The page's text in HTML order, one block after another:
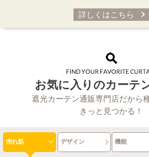
詳しくはこちら
お気に入りのカーテ
遮光カーテン通販専門店だから
きっと見つかる！
売れ筋 デザイン 機能